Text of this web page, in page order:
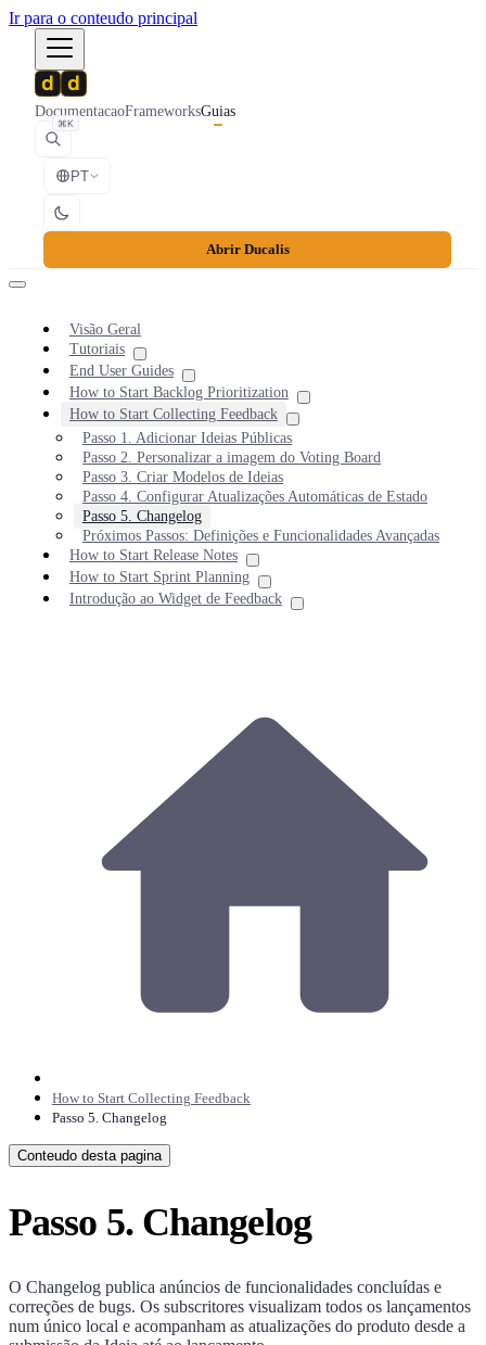
Ir para o conteudo principal
DocumentacaoFrameworksGuias
⌘K
PT
Abrir Ducalis
Visão Geral
Tutoriais
End User Guides
How to Start Backlog Prioritization
How to Start Collecting Feedback
Passo 1. Adicionar Ideias Públicas
Passo 2. Personalizar a imagem do Voting Board
Passo 3. Criar Modelos de Ideias
Passo 4. Configurar Atualizações Automáticas de Estado
Passo 5. Changelog
Próximos Passos: Definições e Funcionalidades Avançadas
How to Start Release Notes
How to Start Sprint Planning
Introdução ao Widget de Feedback
How to Start Collecting Feedback
Passo 5. Changelog
Conteudo desta pagina
Passo 5. Changelog
O Changelog publica anúncios de funcionalidades concluídas e
correções de bugs. Os subscritores visualizam todos os lançamentos
num único local e acompanham as atualizações do produto desde a